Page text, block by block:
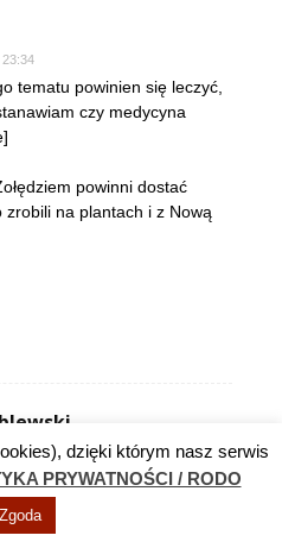
23:34
tematu powinien się leczyć,
czy medycyna
powinni dostać
zrobili na plantach i z Nową
mieć czelność i żal do P.
więcej dla nas zrobił niż
, zamiast krytykować i śmiać
dzięki którym nasz serwis
PRYWATNOŚCI / RODO
Zgoda